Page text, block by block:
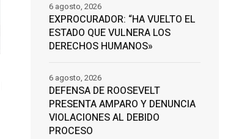
EXPROCURADOR: “HA VUELTO EL
ESTADO QUE VULNERA LOS
DERECHOS HUMANOS»
6 agosto, 2026
DEFENSA DE ROOSEVELT
PRESENTA AMPARO Y DENUNCIA
VIOLACIONES AL DEBIDO
PROCESO
6 agosto, 2026